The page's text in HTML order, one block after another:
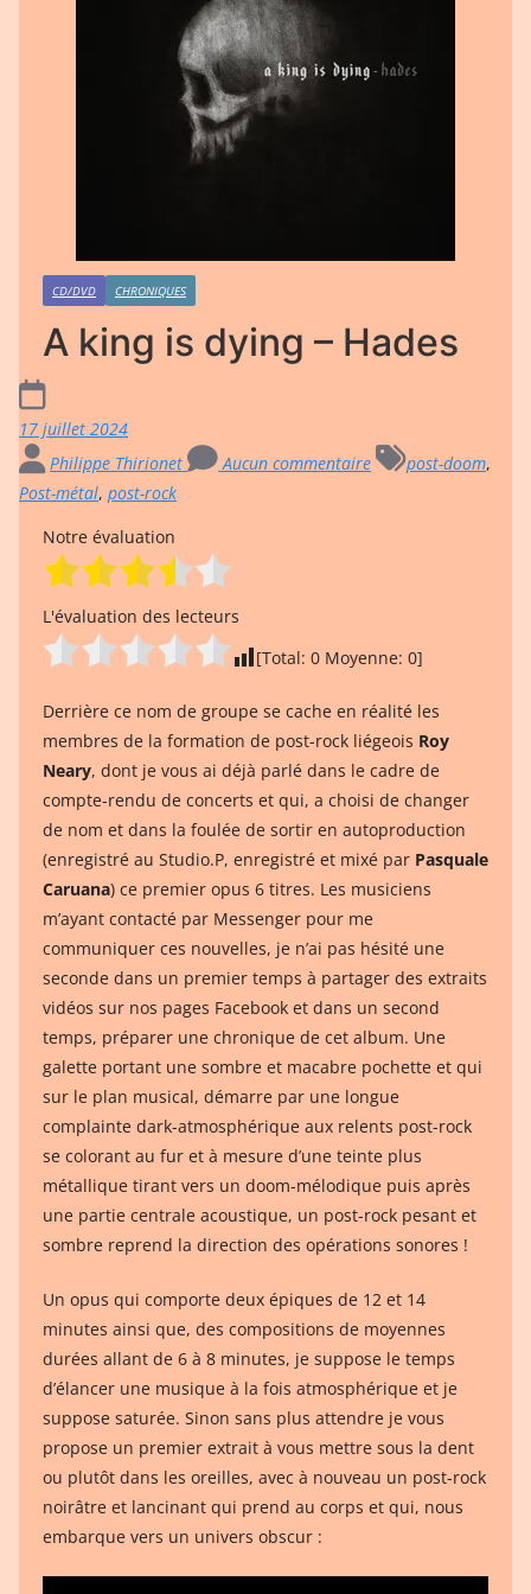
CD/DVD CHRONIQUES
A king is dying – Hades
17 juillet 2024
Philippe Thirionet
Aucun commentaire post-doom,
Post-métal, post-rock
Notre évaluation
L'évaluation des lecteurs
[Total: 0 Moyenne: 0]
Derrière ce nom de groupe se cache en réalité les
membres de la formation de post-rock liégeois Roy
Neary, dont je vous ai déjà parlé dans le cadre de
compte-rendu de concerts et qui, a choisi de changer
de nom et dans la foulée de sortir en autoproduction
(enregistré au Studio.P, enregistré et mixé par Pasquale
Caruana) ce premier opus 6 titres. Les musiciens
m’ayant contacté par Messenger pour me
communiquer ces nouvelles, je n’ai pas hésité une
seconde dans un premier temps à partager des extraits
vidéos sur nos pages Facebook et dans un second
temps, préparer une chronique de cet album. Une
galette portant une sombre et macabre pochette et qui
sur le plan musical, démarre par une longue
complainte dark-atmosphérique aux relents post-rock
se colorant au fur et à mesure d’une teinte plus
métallique tirant vers un doom-mélodique puis après
une partie centrale acoustique, un post-rock pesant et
sombre reprend la direction des opérations sonores !
Un opus qui comporte deux épiques de 12 et 14
minutes ainsi que, des compositions de moyennes
durées allant de 6 à 8 minutes, je suppose le temps
d’élancer une musique à la fois atmosphérique et je
suppose saturée. Sinon sans plus attendre je vous
propose un premier extrait à vous mettre sous la dent
ou plutôt dans les oreilles, avec à nouveau un post-rock
noirâtre et lancinant qui prend au corps et qui, nous
embarque vers un univers obscur :